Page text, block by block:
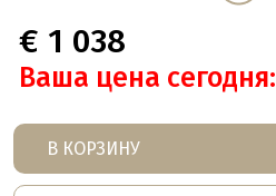
€ 1 038
Ваша цена сегодня:
В КОРЗИНУ